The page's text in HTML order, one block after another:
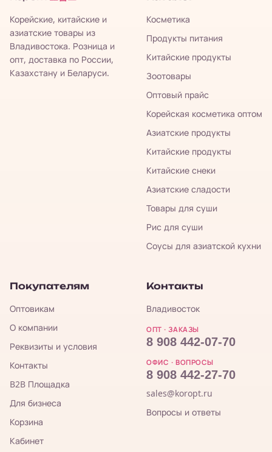
Корейские, китайские и
азиатские товары из
Владивостока. Розница и
опт, доставка по России,
Казахстану и Беларуси.
Косметика
Продукты питания
Китайские продукты
Зоотовары
Оптовый прайс
Корейская косметика оптом
Азиатские продукты
Китайские продукты
Китайские снеки
Азиатские сладости
Товары для суши
Рис для суши
Соусы для азиатской кухни
Покупателям
Оптовикам
О компании
Реквизиты и условия
Контакты
B2B Площадка
Для бизнеса
Корзина
Кабинет
Контакты
Владивосток
ОПТ · ЗАКАЗЫ
8 908 442-07-70
ОФИС · ВОПРОСЫ
8 908 442-27-70
sales@koropt.ru
Вопросы и ответы